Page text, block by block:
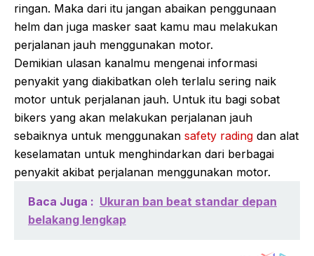
ringan. Maka dari itu jangan abaikan penggunaan
helm dan juga masker saat kamu mau melakukan
perjalanan jauh menggunakan motor.
Demikian ulasan kanalmu mengenai informasi
penyakit yang diakibatkan oleh terlalu sering naik
motor untuk perjalanan jauh. Untuk itu bagi sobat
bikers yang akan melakukan perjalanan jauh
sebaiknya untuk menggunakan safety rading dan alat
keselamatan untuk menghindarkan dari berbagai
penyakit akibat perjalanan menggunakan motor.
Baca Juga : Ukuran ban beat standar depan
belakang lengkap